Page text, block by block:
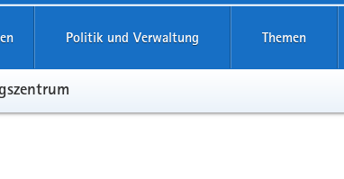
Politik und Verwaltung Themen